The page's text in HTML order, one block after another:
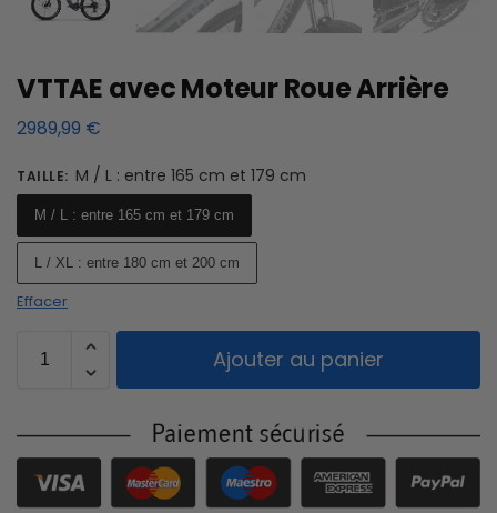
VTTAE avec Moteur Roue Arrière
2989,99 €
TAILLE: M / L : entre 165 cm et 179 cm
M / L : entre 165 cm et 179 cm
L / XL : entre 180 cm et 200 cm
Effacer
Ajouter au panier